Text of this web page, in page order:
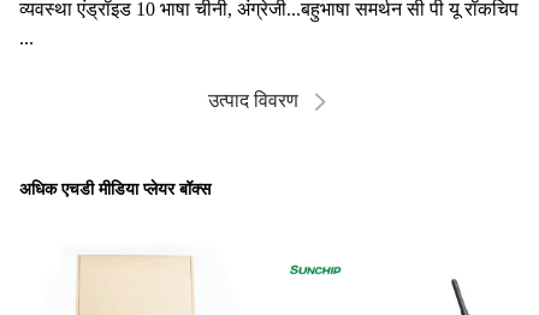
व्यवस्था एंड्रॉइड 10 भाषा चीनी, अंग्रेजी...बहुभाषा समर्थन सी पी यू रॉकचिप
...
उत्पाद विवरण
अधिक एचडी मीडिया प्लेयर बॉक्स